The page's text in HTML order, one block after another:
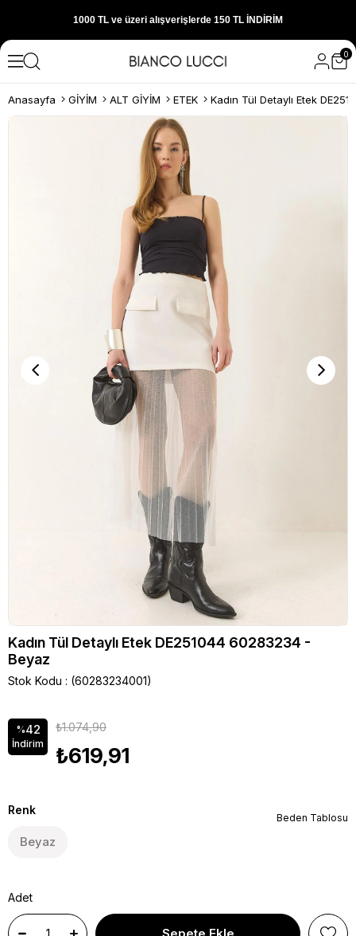
1000 TL ve üzeri alışverişlerde 150 TL İNDİRİM
300 TL ve üzeri alışverişlerde ÜCRETSİZ KARGO
1000 TL ve üzeri alışverişlerde 150 TL İNDİRİM
Yeni sezon ürünlerini hemen keşfedin
300 TL ve üzeri alışverişlerde ÜCRETSİZ KARGO
1000 TL ve üzeri alışverişlerde 150 TL İNDİRİM
0
Anasayfa GİYİM ALT GİYİM ETEK Kadın Tül Detaylı Etek
Kadın Tül Detaylı Etek DE251044 60283234 -
Beyaz
Stok Kodu (60283234001)
%42
İndirim
₺1.074,90
₺619,91
Renk
Beyaz
Beden Tablosu
Adet